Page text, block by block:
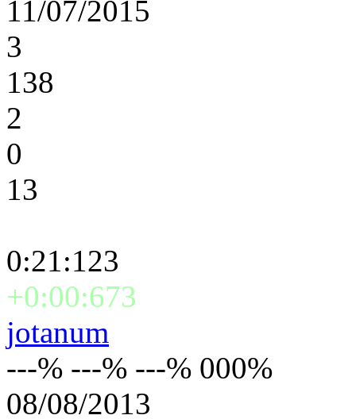
11/07/2015
3
138
2
0
13
0:21:123
+0:00:673
jotanum
---% ---% ---% 000%
08/08/2013